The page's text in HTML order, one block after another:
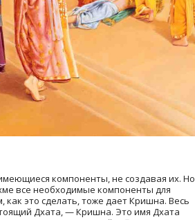
компоненты, не создавая их. Но
все необходимые компоненты для
это сделать, тоже дает Кришна. Весь
Дхата, — Кришна. Это имя Дхата